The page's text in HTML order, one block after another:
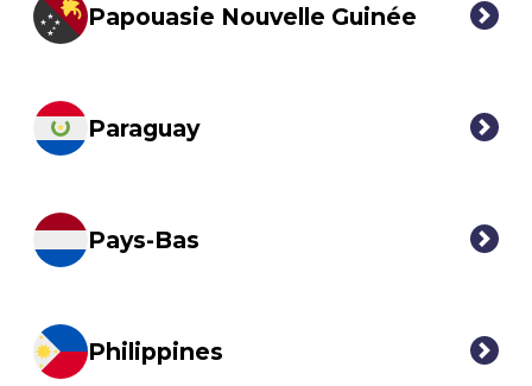
Papouasie Nouvelle Guinée
Paraguay
Pays-Bas
Philippines